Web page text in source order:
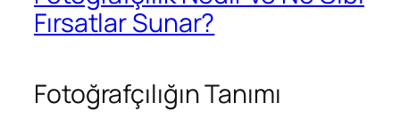
Fırsatlar Sunar?
Fotoğrafçılığın Tanımı